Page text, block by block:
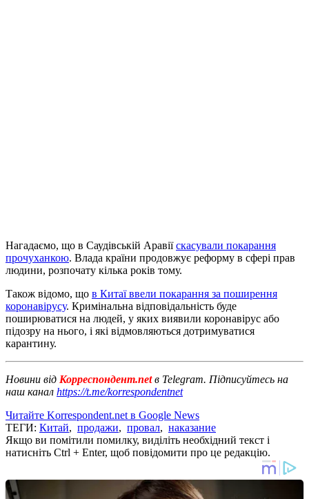
Нагадаємо, що в Саудівській Аравіїскасували покарання
прочуханкою. Влада країни продовжує реформу в сфері прав
людини, розпочату кілька років тому.
Також відомо, що в Китаї ввели покарання за поширення
коронавірусу. Кримінальна відповідальність буде
поширюватися на людей, у яких виявили коронавірус або
підозру на нього, і які відмовляються дотримуватися
карантину.
Новини від Корреспондент.netв Telegram. Підписуйтесь на
наш канал https://t.me/korrespondentnet
Читайте Korrespondent.net в Google News
ТЕГИ: Китай, продажи, провал, наказание
Якщо ви помітили помилку, виділіть необхідний текст і
натисніть Ctrl + Enter, щоб повідомити про це редакцію.